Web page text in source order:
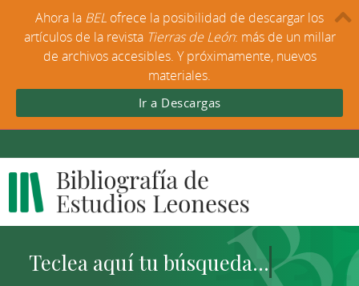
Ahora la BEL ofrece la posibilidad de descargar los
artículos de la revista Tierras de León: más de un millar
de archivos accesibles. Y próximamente, nuevos
materiales.
Ir a Descargas